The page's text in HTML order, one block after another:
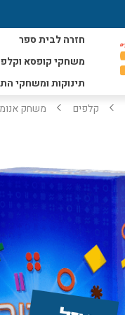
חזרה לבית ספר
משחקי קופסא
תינוקות ומשחקי
קלפים משחק